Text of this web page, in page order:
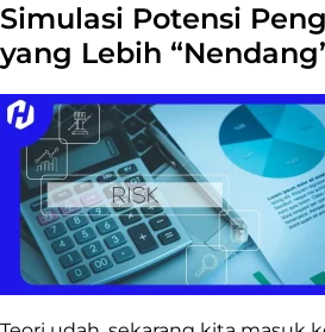
Simulasi Potensi
yang Lebih